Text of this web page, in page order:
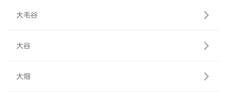
大毛谷
大谷
大畑